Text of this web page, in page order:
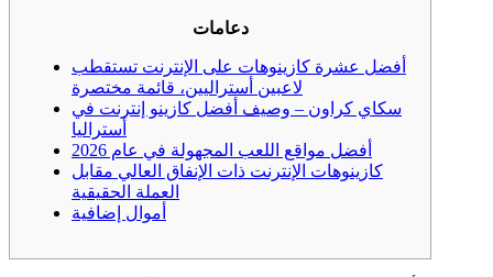
دعامات
أفضل عشرة كازينوهات على الإنترنت تستقطب
لاعبين أستراليين، قائمة مختصرة
سكاي كراون – وصيف أفضل كازينو إنترنت في
أستراليا
أفضل مواقع اللعب المجهولة في عام 2026
كازينوهات الإنترنت ذات الإنفاق العالي مقابل
العملة الحقيقية
أموال إضافية